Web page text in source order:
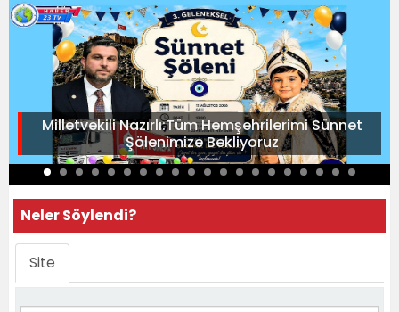
Milletvekili Nazırlı:Tüm Hemşehrilerimi Sünnet
Şölenimize Bekliyoruz
Neler Söylendi?
Site